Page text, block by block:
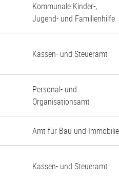
Kommunale Kinder-,
Jugend- und Familienhilfe
Kassen- und Steueramt
Personal- und
Organisationsamt
Amt für Bau und
Kassen- und Steueramt